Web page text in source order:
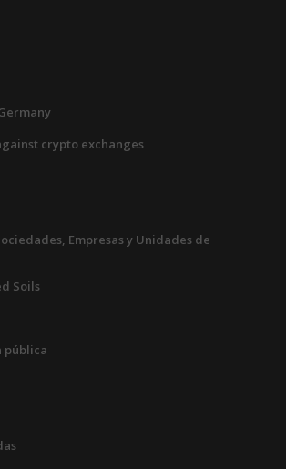
crypto exchanges
Empresas y Unidades de
Soils
pública